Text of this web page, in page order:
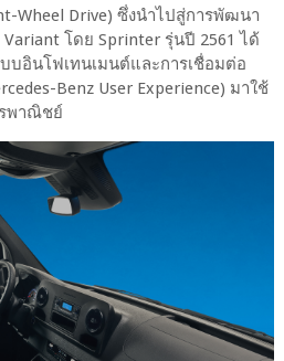
Wheel Drive) ซึ่งนำไปสู่การพัฒนา
โดย Sprinter รุ่นปี 2561 ได้
บอินโฟเทนเมนต์และการเชื่อมต่อ
Benz User Experience) มาใช้
พาณิชย์